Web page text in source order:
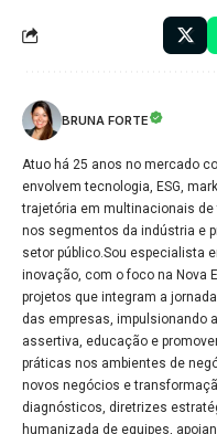
BRUNA FORTE
Atuo há 25 anos no mercado
envolvem tecnologia, ESG,
trajetória em multinacionais
nos segmentos da indústria e
setor público.Sou especialista
inovação, com o foco na Nova
projetos que integram a
das empresas, impulsionando
assertiva, educação e
práticas nos ambientes de
novos negócios e
diagnósticos, diretrizes
humanizada de equipes,